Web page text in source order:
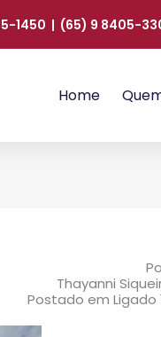
1450 | (65) 9 8405-
Home
Thayanni
Postado em Ligado